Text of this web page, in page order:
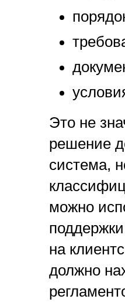
Это не
решение
система,
можно
на
должно